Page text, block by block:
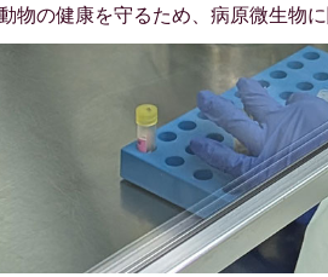
物の健康を守るため、病原微生物